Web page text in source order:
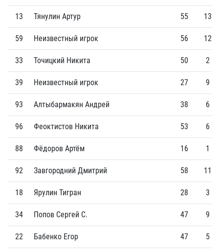
13 Тянулин Артур 55 13
59 Неизвестный игрок 56 12
33 Точицкий Никита 50 2
39 Неизвестный игрок 27 9
93 Алтыбармакян Андрей 38 6
96 Феоктистов Никита 53 6
88 Фёдоров Артём 16 1
92 Завгородний Дмитрий 58 11
18 Ярулин Тигран 28 3
34 Попов Сергей С. 47 9
22 Бабенко Егор 47 5